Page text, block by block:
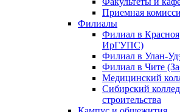
Приемная
Филиалы
Филиал в
ИрГУПС)
Филиал в Улан-
Филиал в Чите
Медицинский
Сибирский
строительства